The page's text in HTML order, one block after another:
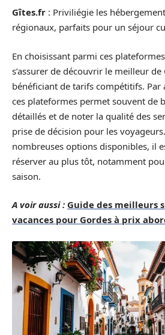
Gîtes.fr : Priviliégie les
régionaux, parfaits pour un séjour
En choisissant parmi ces
s’assurer de découvrir le meilleur
bénéficiant de tarifs compétitifs.
ces plateformes permet souvent de
détaillés et de noter la qualité des
prise de décision pour les
nombreuses options disponibles, il
réserver au plus tôt, notamment
saison.
A voir aussi : Guide des meilleurs
vacances pour Gordes à prix